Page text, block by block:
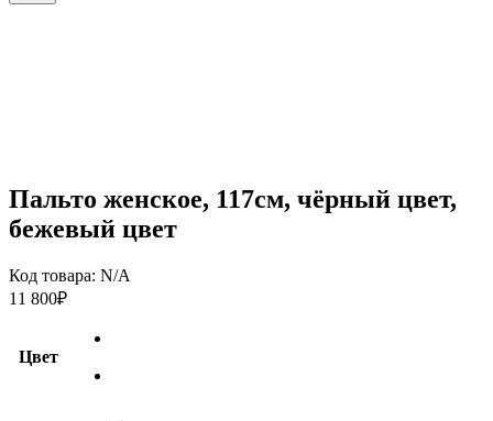
Пальто женское, 117см, чёрный цвет,
бежевый цвет
Код товара: N/A
11 800₽
Цвет